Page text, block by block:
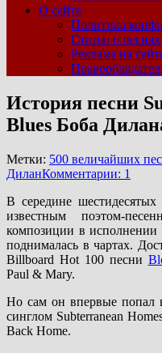
О сайте
Политика
Статьи о песнях
Реклама на
История песни
Blues Боба
Метки: 500 величайших
ДиланКомментарии: 1
В середине
известным поэтом-
композиции в исполнении
поднималась в чартах.
Billboard Hot 100 песни
Paul & Mary.
Но сам он впервые попал
синглом Subterranean
Back Home.